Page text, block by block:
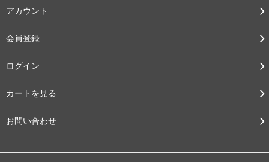
アカウント
会員登録
ログイン
カートを見る
お問い合わせ